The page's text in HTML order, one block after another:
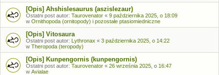
[Opis] Ahshislesaurus (aszislezaur)
Ostatni post autor: Taurovenator « 9 października 2025, o 18:09
w Ornithopoda (ornitopody) i pozostałe ptasiomiedniczne
[Opis] Vitosaura
Ostatni post autor: Lythronax « 3 października 2025, o 14:22
w Theropoda (teropody)
[Opis] Kunpengornis (kunpengornis)
Ostatni post autor: Taurovenator « 26 września 2025, o 16:47
w Avialae